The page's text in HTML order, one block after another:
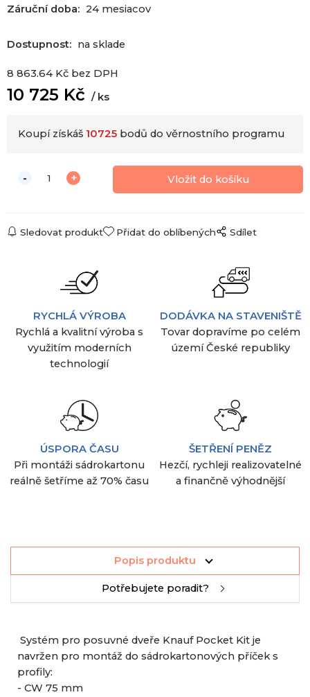
Záruční doba: 24 mesiacov
Dostupnost: na sklade
8 863.64 Kč bez DPH
10 725 Kč ks
Koupí získáš 10725 bodů do věrnostního programu
Sledovat produkt Přidat do oblíbených Sdílet
RYCHLÁ VÝROBA
Rychlá a kvalitní výroba s
využitím moderních
technologií
DODÁVKA NA STAVENIŠTĚ
Tovar dopravíme po celém
území České republiky
ÚSPORA ČASU
Při montáži sádrokartonu
reálně šetříme až 70% času
ŠETŘENÍ PENĚZ
Hezčí, rychleji realizovatelné
a finančně výhodnější
Popis produktu
Potřebujete poradit?
Systém pro posuvné dveře Knauf Pocket Kit je
navržen pro montáž do sádrokartonových příček s
profily:
- CW 75 mm